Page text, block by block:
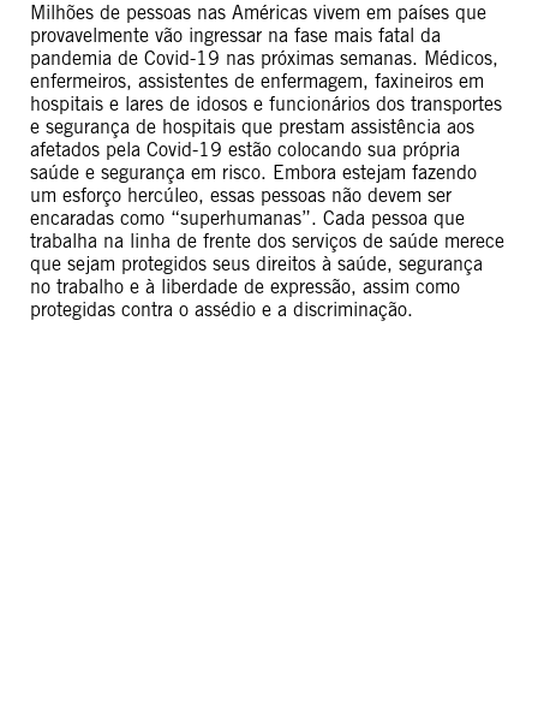
Milhões de pessoas nas Américas vivem em países que
provavelmente vão ingressar na fase mais fatal da
pandemia de Covid-19 nas próximas semanas. Médicos,
enfermeiros, assistentes de enfermagem, faxineiros em
hospitais e lares de idosos e funcionários dos transportes
e segurança de hospitais que prestam assistência aos
afetados pela Covid-19 estão colocando sua própria
saúde e segurança em risco. Embora estejam fazendo
um esforço hercúleo, essas pessoas não devem ser
encaradas como “superhumanas”. Cada pessoa que
trabalha na linha de frente dos serviços de saúde merece
que sejam protegidos seus direitos à saúde, segurança
no trabalho e à liberdade de expressão, assim como
protegidas contra o assédio e a discriminação.